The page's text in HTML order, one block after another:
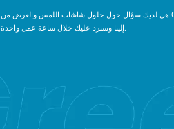
هل لديك سؤال حول حلول شاشات اللمس والعرض من GreenTouch؟ يرجى إرسال رسالة
إلينا وسنرد عليك خلال ساعة عمل واحدة.